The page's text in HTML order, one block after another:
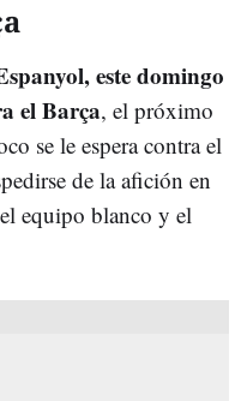
este domingo
el Barça, el próximo
se le espera contra el
de la afición en
equipo blanco y el